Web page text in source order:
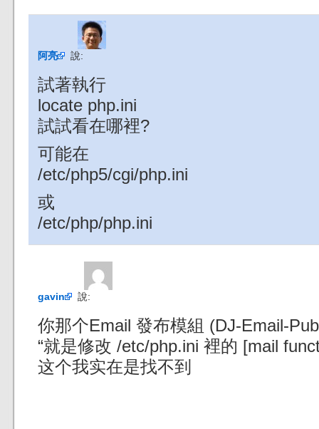
阿亮 說:
試著執行
locate php.ini
試試看在哪裡?
可能在
/etc/php5/cgi/php.ini
或
/etc/php/php.ini
gavin 說:
你那个Email 發布模組 (DJ-Email-
“就是修改 /etc/php.ini 裡的 [mail
这个我实在是找不到